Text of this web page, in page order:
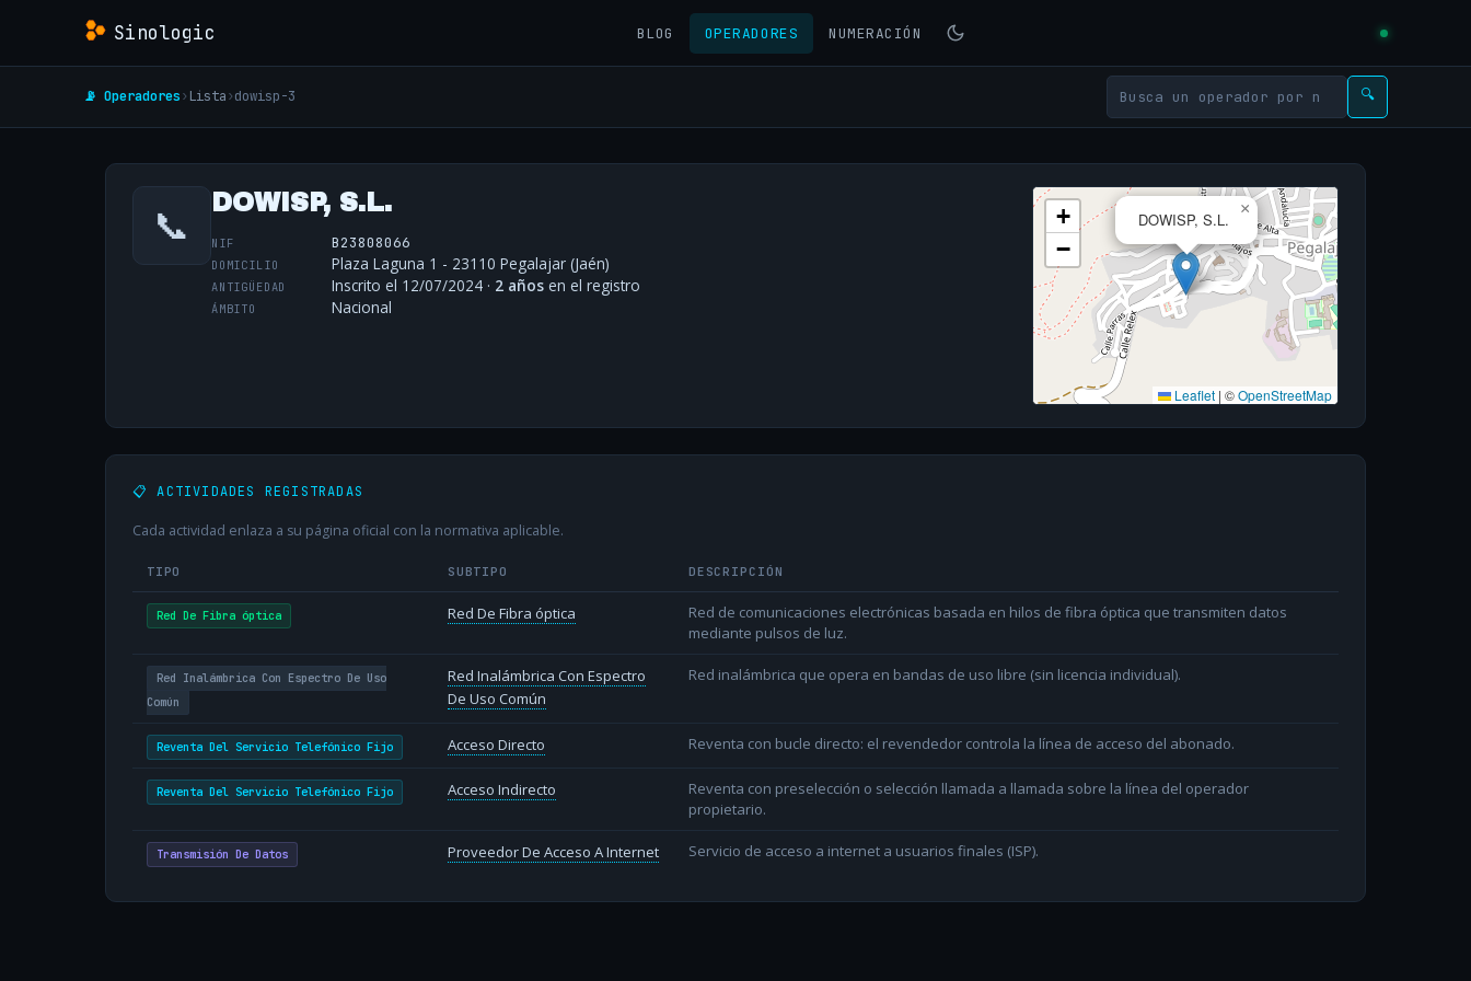
Sinologic BLOG OPERADORES NUMERACIÓN
📡 Operadores› Lista›dowisp-3 🔍
📞 DOWISP, S.L.
NIF B23808066
DOMICILIO Plaza Laguna 1 - 23110 Pegalajar (Jaén)
ANTIGÜEDAD Inscrito el 12/07/2024 · 2 años en el registro
ÁMBITO Nacional
DOWISP, S.L.
×
+
−
Leaflet | ©OpenStreetMap
📋 ACTIVIDADES REGISTRADAS
Cada actividad enlaza a su página oficial con la normativa aplicable.
TIPO SUBTIPO DESCRIPCIÓN
Red De Fibra óptica Red De Fibra óptica
Red de comunicaciones electrónicas basada en hilos de fibra óptica que transmiten datos
mediante pulsos de luz.
Red Inalámbrica Con Espectro De Uso
Común
Red Inalámbrica Con Espectro
De Uso Común
Red inalámbrica que opera en bandas de uso libre (sin licencia individual).
Reventa Del Servicio Telefónico Fijo Acceso Directo Reventa con bucle directo: el revendedor controla la línea de acceso del abonado.
Reventa Del Servicio Telefónico Fijo Acceso Indirecto
Reventa con preselección o selección llamada a llamada sobre la línea del operador
propietario.
Transmisión De Datos Proveedor De Acceso A Internet Servicio de acceso a internet a usuarios finales (ISP).